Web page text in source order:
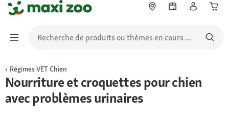
Régimes VET Chien
Nourriture et croquettes pour chien
avec problèmes urinaires